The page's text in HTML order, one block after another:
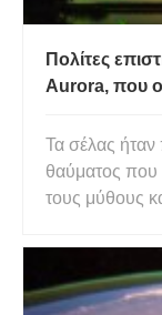
Πολίτες
Aurora, που
Τα σέλας ήταν
θαύματος που
τους μύθους
προσπαθούμε
Από το
κινούνταν